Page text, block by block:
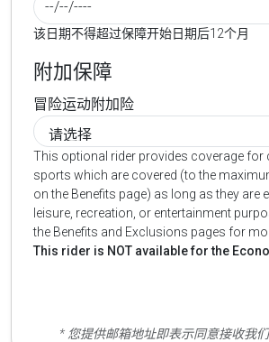
该日期不得超过保障开始日期后12个月
附加保障
冒险运动附加险
This optional rider provides coverage for
sports which are covered (to the
on the Benefits page) as long as they are
leisure, recreation, or entertainment
the Benefits and Exclusions pages for
This rider is NOT available for the
* 您提供邮箱地址即表示同意接收我们